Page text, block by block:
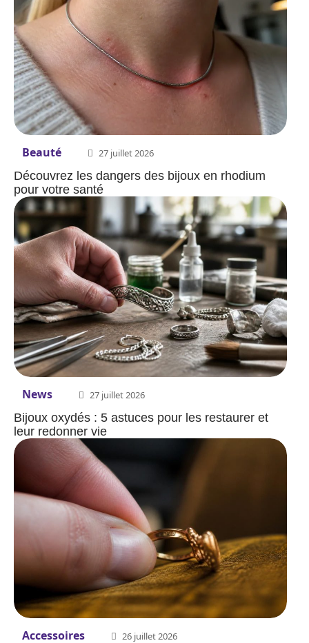
Beauté 27 juillet 2026
Découvrez les dangers des bijoux en rhodium
pour votre santé
News 27 juillet 2026
Bijoux oxydés : 5 astuces pour les restaurer et
leur redonner vie
Accessoires 26 juillet 2026